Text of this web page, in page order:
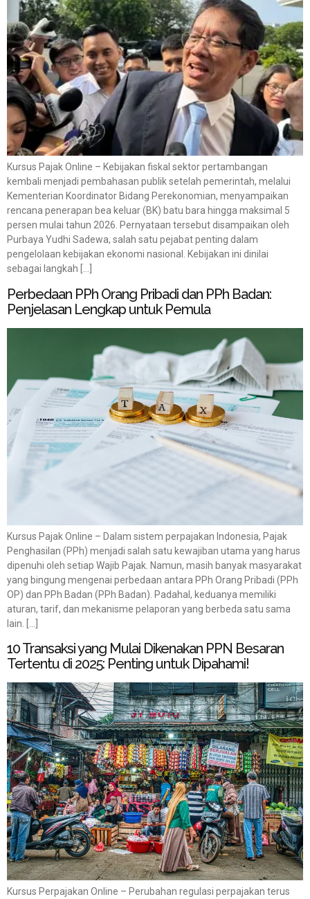
Kursus Pajak Online – Kebijakan fiskal sektor pertambangan
kembali menjadi pembahasan publik setelah pemerintah, melalui
Kementerian Koordinator Bidang Perekonomian, menyampaikan
rencana penerapan bea keluar (BK) batu bara hingga maksimal 5
persen mulai tahun 2026. Pernyataan tersebut disampaikan oleh
Purbaya Yudhi Sadewa, salah satu pejabat penting dalam
pengelolaan kebijakan ekonomi nasional. Kebijakan ini dinilai
sebagai langkah […]
Perbedaan PPh Orang Pribadi dan PPh Badan:
Penjelasan Lengkap untuk Pemula
Kursus Pajak Online – Dalam sistem perpajakan Indonesia, Pajak
Penghasilan (PPh) menjadi salah satu kewajiban utama yang harus
dipenuhi oleh setiap Wajib Pajak. Namun, masih banyak masyarakat
yang bingung mengenai perbedaan antara PPh Orang Pribadi (PPh
OP) dan PPh Badan (PPh Badan). Padahal, keduanya memiliki
aturan, tarif, dan mekanisme pelaporan yang berbeda satu sama
lain. […]
10 Transaksi yang Mulai Dikenakan PPN Besaran
Tertentu di 2025: Penting untuk Dipahami!
Kursus Perpajakan Online – Perubahan regulasi perpajakan terus